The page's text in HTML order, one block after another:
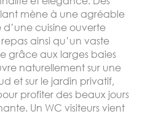
mène à une agréable
cuisine ouverte
ainsi qu’un vaste
grâce aux larges baies
naturellement sur une
et sur le jardin privatif,
profiter des beaux jours
Un WC visiteurs vient